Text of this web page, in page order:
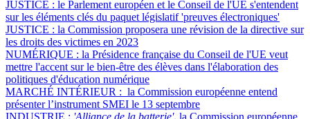
JUSTICE : le Parlement européen et le Conseil de l'UE s'entendent
sur les éléments clés du paquet législatif 'preuves électroniques'
JUSTICE : la Commission proposera une révision de la directive sur
les droits des victimes en 2023
NUMÉRIQUE : la Présidence française du Conseil de l'UE veut
mettre l'accent sur le bien-être des élèves dans l'élaboration des
politiques d'éducation numérique
MARCHÉ INTÉRIEUR : la Commission européenne entend
présenter l’instrument SMEI le 13 septembre
INDUSTRIE : 'Alliance de la batterie', la Commission européenne